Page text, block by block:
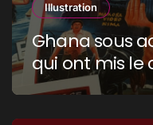
Illustration
Ghana sous acide : les
qui ont mis le